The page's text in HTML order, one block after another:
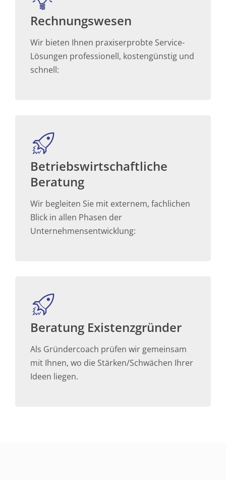
Rechnungswesen
Wir bieten Ihnen praxiserprobte Service-
Lösungen professionell, kostengünstig und
schnell:
Betriebswirtschaftliche
Beratung
Wir begleiten Sie mit externem, fachlichen
Blick in allen Phasen der
Unternehmensentwicklung:
Beratung Existenzgründer
Als Gründercoach prüfen wir gemeinsam
mit Ihnen, wo die Stärken/Schwächen Ihrer
Ideen liegen.